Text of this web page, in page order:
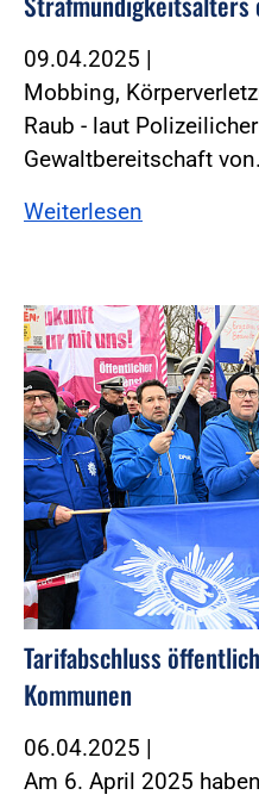
09.04.2025 |
Mobbing,
Raub - laut
Gewaltbereitschaft
Weiterlesen
Tarifabschluss
Kommunen
06.04.2025 |
Am 6. April 2025